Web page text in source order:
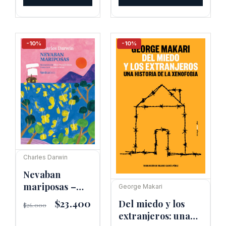
era:
$32.900.
es:
$29.610.
-10%
Nevaban
mariposas –
Charles Darwin
Charles Darwin
$26.000
El
precio
$23.400
-10%
Del miedo y los
extranjeros: una
George Makari